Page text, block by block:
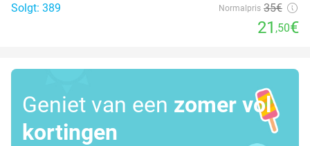
Solgt: 389
Normalpris 35€
21 ,50€
Geniet van een zomer vol
kortingen